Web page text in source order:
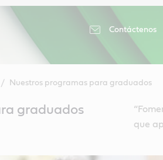
Contáctenos
Nuestros programas para graduados
graduados
que